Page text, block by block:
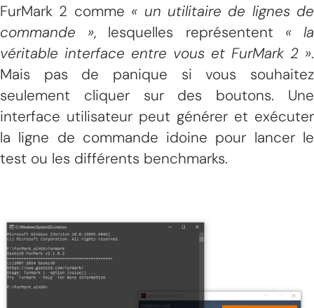
FurMark 2 comme « un utilitaire de lignes de
commande », lesquelles représentent « la
véritable interface entre vous et FurMark 2 ».
Mais pas de panique si vous souhaitez
seulement cliquer sur des boutons. Une
interface utilisateur peut générer et exécuter
la ligne de commande idoine pour lancer le
test ou les différents benchmarks.